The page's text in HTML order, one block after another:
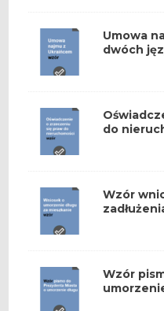
Umowa
dwóch
do
Wzór
Wzór